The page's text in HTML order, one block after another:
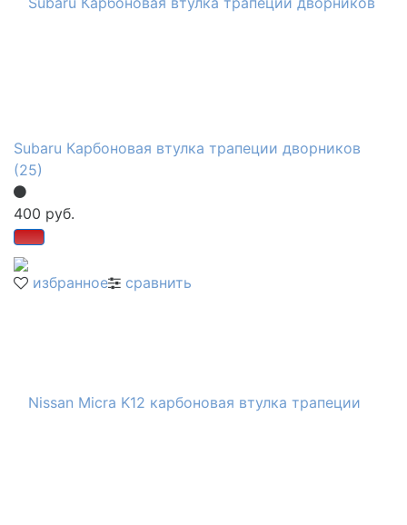
избранное сравнить
Subaru Карбоновая втулка трапеции дворников
(25)
400 руб.